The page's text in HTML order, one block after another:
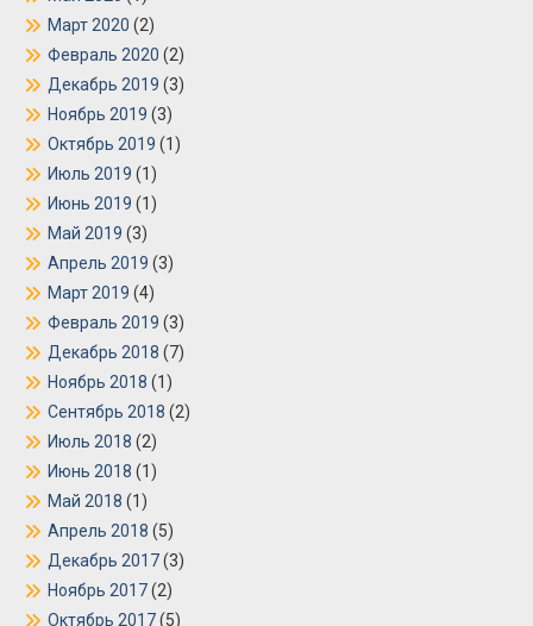
Март 2020 (2)
Февраль 2020 (2)
Декабрь 2019 (3)
Ноябрь 2019 (3)
Октябрь 2019 (1)
Июль 2019 (1)
Июнь 2019 (1)
Май 2019 (3)
Апрель 2019 (3)
Март 2019 (4)
Февраль 2019 (3)
Декабрь 2018 (7)
Ноябрь 2018 (1)
Сентябрь 2018 (2)
Июль 2018 (2)
Июнь 2018 (1)
Май 2018 (1)
Апрель 2018 (5)
Декабрь 2017(3)
Ноябрь 2017(2)
Октябрь 2017(5)